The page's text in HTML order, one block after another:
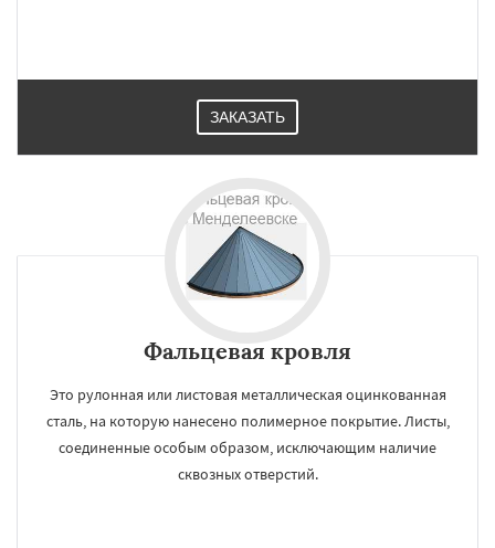
ЗАКАЗАТЬ
Фальцевая кровля
Это рулонная или листовая металлическая оцинкованная
сталь, на которую нанесено полимерное покрытие. Листы,
соединенные особым образом, исключающим наличие
сквозных отверстий.